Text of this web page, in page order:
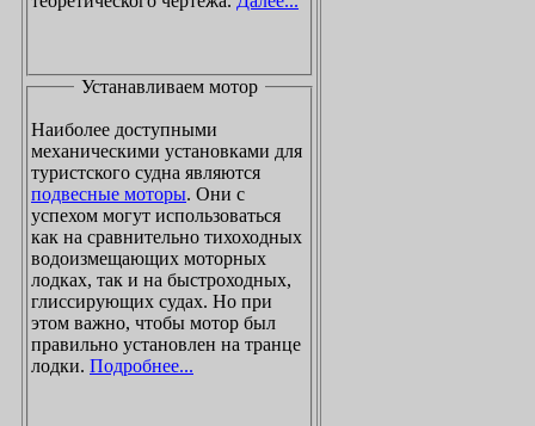
Устанавливаем мотор
Наиболее доступными
механическими установками для
туристского судна являются
подвесные моторы. Они с
успехом могут использоваться
как на сравнительно тихоходных
водоизмещающих моторных
лодках, так и на быстроходных,
глиссирующих судах. Но при
этом важно, чтобы мотор был
правильно установлен на транце
лодки. Подробнее...